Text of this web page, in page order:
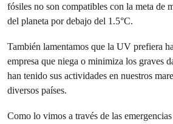
fósiles no son compatibles con la meta de
del planeta por debajo del 1.5°C.
También lamentamos que la UV prefiera
empresa que niega o minimiza los graves
han tenido sus actividades en nuestros
diversos países.
Como lo vimos a través de las